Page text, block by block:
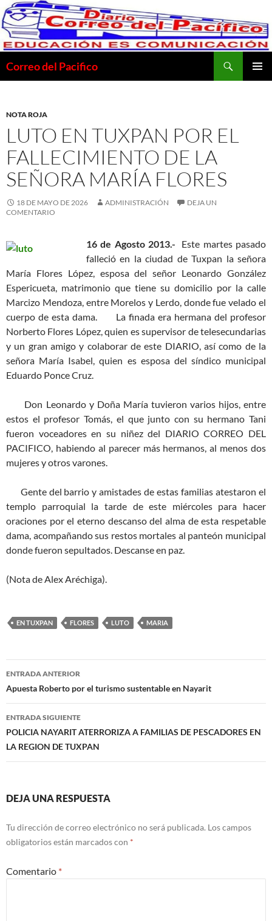
Saltar
al
contenido
Correo del Pacifico
NOTA ROJA
LUTO EN TUXPAN POR EL
FALLECIMIENTO DE LA
SEÑORA MARÍA FLORES
18 DE MAYO DE 2026 ADMINISTRACIÓN
DEJA UN
COMENTARIO
16 de Agosto 2013.-
Este martes pasado
falleció en la ciudad de Tuxpan la señora
María Flores López, esposa del señor Leonardo González
Espericueta, matrimonio que tiene su domicilio por la calle
Marcizo Mendoza, entre Morelos y Lerdo, donde fue velado el
cuerpo de esta dama. La finada era hermana del profesor
Norberto Flores López, quien es supervisor de telesecundarias
y un gran amigo y colaborar de este DIARIO, así como de la
señora María Isabel, quien es esposa del síndico municipal
Eduardo Ponce Cruz.
Don Leonardo y Doña María tuvieron varios hijos, entre
estos el profesor Tomás, el que junto con su hermano Tani
fueron voceadores en su niñez del DIARIO CORREO DEL
PACIFICO, habiendo al parecer más hermanos, al menos dos
mujeres y otros varones.
Gente del barrio y amistades de estas familias atestaron el
templo parroquial la tarde de este miércoles para hacer
oraciones por el eterno descanso del alma de esta respetable
dama, acompañando sus restos mortales al panteón municipal
donde fueron sepultados. Descanse en paz.
(Nota de Alex Aréchiga).
EN TUXPAN FLORES LUTO MARIA
Navegación
de
entradas
ENTRADA ANTERIOR
Apuesta Roberto por el turismo sustentable en Nayarit
ENTRADA SIGUIENTE
POLICIA NAYARIT ATERRORIZA A FAMILIAS DE PESCADORES EN
LA REGION DE TUXPAN
DEJA UNA RESPUESTA
Tu dirección de correo electrónico no será publicada. Los campos
obligatorios están marcados con *
Comentario *